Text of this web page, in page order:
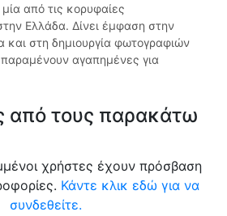
από τις κορυφαίες
Ελλάδα. Δίνει έμφαση στην
και στη δημιουργία φωτογραφιών
αγαπημένες για
από τους παρακάτω
χρήστες έχουν πρόσβαση
Κάντε κλικ εδώ για να
συνδεθείτε.